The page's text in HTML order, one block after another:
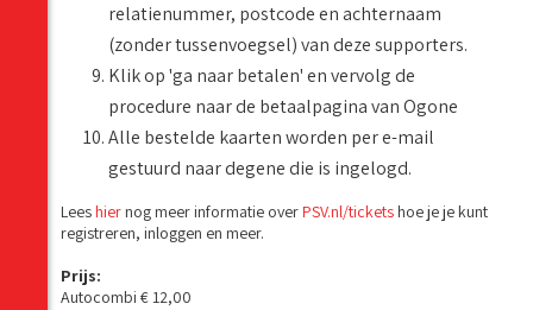
relatienummer, postcode en achternaam
(zonder tussenvoegsel) van deze supporters.
Klik op 'ga naar betalen' en vervolg de
procedure naar de betaalpagina van Ogone
Alle bestelde kaarten worden per e-mail
gestuurd naar degene die is ingelogd.
Leeshier nog meer informatie overPSV.nl/tickets hoe je je kunt
registreren, inloggen en meer.
Prijs:
Autocombi € 12,00